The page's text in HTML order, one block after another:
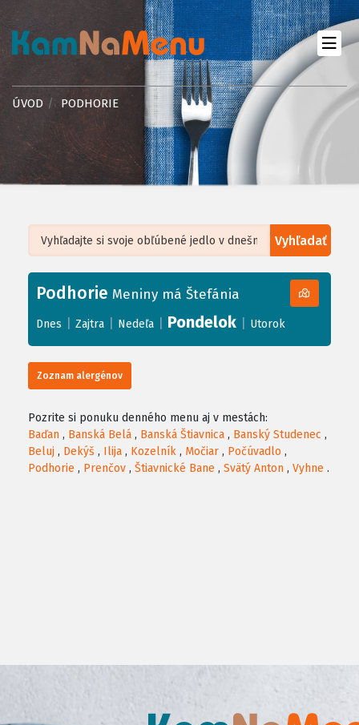
ÚVOD PODHORIE
Vyhľadať
+
−
Leaflet| ©OpenStreetMap, Tiles courtesy ofHumanitarian OpenStreetMap
Podhorie Meniny má Štefánia
Dnes Zajtra Nedeľa Pondelok Utorok
Zoznam alergénov
Pozrite si ponuku denného menu aj v mestách:
Baďan , Banská Belá , Banská Štiavnica , Banský Studenec ,
Beluj , Dekýš , Ilija , Kozelník , Močiar , Počúvadlo ,
Podhorie , Prenčov , Štiavnické Bane , Svätý Anton , Vyhne .